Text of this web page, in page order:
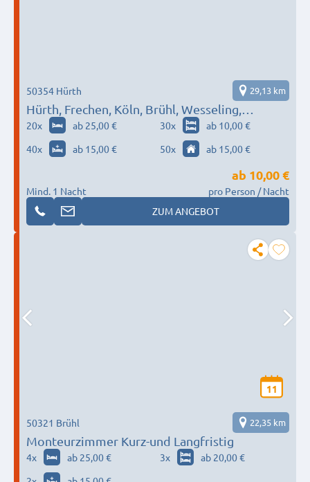
Hürth, Frechen, Köln, Brühl, Wesseling,
Kerpen…
50354 Hürth 29,13 km
20x ab 25,00 € 30x
ab 10,00 €
40x ab 15,00 € 50x ab 15,00 €
Mind. 1 Nacht
ab 10,00 €
pro Person / Nacht
ZUM ANGEBOT
11
Monteurzimmer Kurz-und Langfristig
50321 Brühl 22,35 km
4x ab 25,00 € 3x
ab 20,00 €